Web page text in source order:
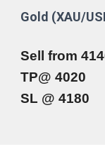
Gold (XAU/
Sell from
TP@ 4020
SL @ 4180